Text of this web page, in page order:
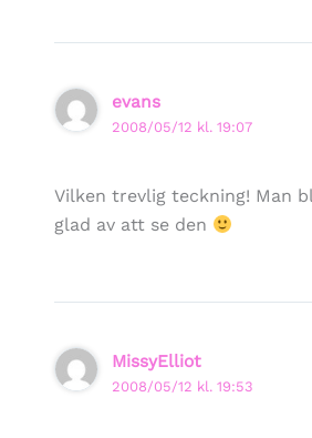
evans
2008/05/12 kl. 19:07
Vilken trevlig teckning! Man
glad av att se den
MissyElliot
2008/05/12 kl. 19:53